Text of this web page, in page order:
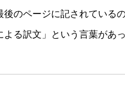
のページに記されている
る訳文」という言葉があっ